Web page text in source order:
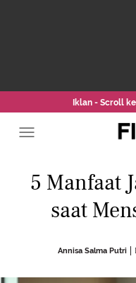
Iklan - Scroll
5 Manfaat
saat
Annisa Salma Putri